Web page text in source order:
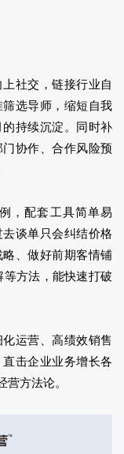
社交，链接行业自
选导师，缩短自我
持续沉淀。同时补
协作、合作风险预
，配套工具简单易
谈单只会纠结价格
、做好前期客情铺
方法，能快速打破
运营、高绩效销售
直击企业业务增长各
营方法论。